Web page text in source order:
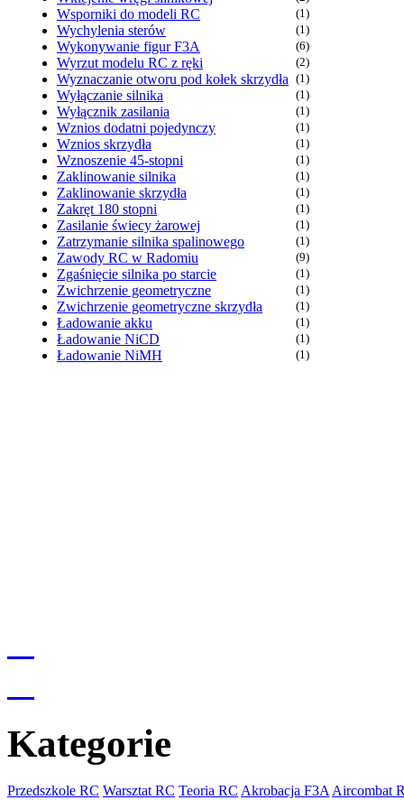
Wsporniki do modeli RC (1)
Wychylenia sterów (1)
Wykonywanie figur F3A (6)
Wyrzut modelu RC z ręki (2)
Wyznaczanie otworu pod kołek skrzydła (1)
Wyłączanie silnika (1)
Wyłącznik zasilania (1)
Wznios dodatni pojedynczy (1)
Wznios skrzydła (1)
Wznoszenie 45-stopni (1)
Zaklinowanie silnika (1)
Zaklinowanie skrzydła (1)
Zakręt 180 stopni (1)
Zasilanie świecy żarowej (1)
Zatrzymanie silnika spalinowego (1)
Zawody RC w Radomiu (9)
Zgaśnięcie silnika po starcie (1)
Zwichrzenie geometryczne (1)
Zwichrzenie geometryczne skrzydła (1)
Ładowanie akku (1)
Ładowanie NiCD (1)
Ładowanie NiMH (1)
Kategorie
Przedszkole RC Warsztat RC Teoria RC Akrobacja F3AAircombat